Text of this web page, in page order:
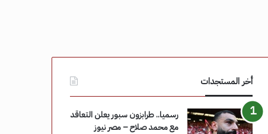
أخر المستجدات
رسميا.. طرابزون سبور يعلن التعاقد
مع محمد صلاح – مصر نيوز